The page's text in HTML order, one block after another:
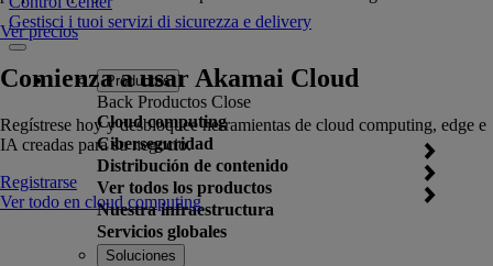
Gestisci i tuoi servizi di sicurezza e delivery
Productos
Back Productos Close
Cloud computing
Ciberseguridad
Distribución de contenido
Ver todos los productos
Nuestra infraestructura
Servicios globales
Ver precios
Comienza a usar Akamai Cloud
Regístrese hoy y desbloquee herramientas de cloud computing, edge e
IA creadas para su negocio.
Registrarse
Ver todo en cloud computing
Soluciones